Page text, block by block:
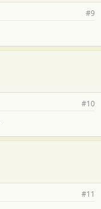
#9
#10
#11